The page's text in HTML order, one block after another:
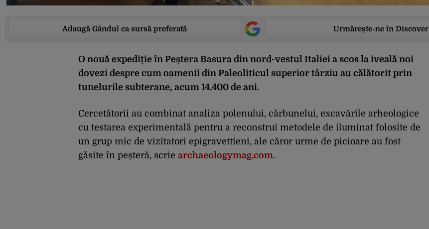
Adaugă Gândul ca sursă preferată Urmărește-ne în Discover
O nouă expediție în Peștera Basura din nord-vestul Italiei a scos la iveală noi
dovezi despre cum oamenii din Paleoliticul superior târziu au călătorit prin
tunelurile subterane, acum 14.400 de ani.
Cercetătorii au combinat analiza polenului, cărbunelui, excavările arheologice
cu testarea experimentală pentru a reconstrui metodele de iluminat folosite de
un grup mic de vizitatori epigravettieni, ale căror urme de picioare au fost
găsite în peșteră, scrie archaeologymag.com.